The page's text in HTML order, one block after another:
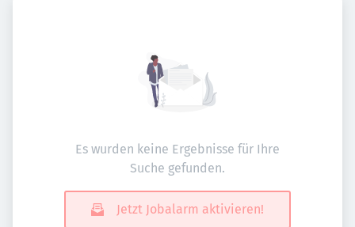
Es wurden keine Ergebnisse für Ihre
Suche gefunden.
Jetzt Jobalarm aktivieren!